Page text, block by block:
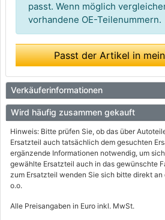
passt. Wenn möglich
vorhandene OE-Teilenummern.
Passt der Artikel in
Verkäuferinformationen
Wird häufig zusammen gekauft
Hinweis: Bitte prüfen Sie, ob das über
Ersatzteil auch tatsächlich dem gesuchten
ergänzende Informationen notwendig, um
gewählte Ersatzteil auch in das gewünschte
zum Ersatzteil wenden Sie sich bitte direkt
o.o.
Alle Preisangaben in Euro inkl. MwSt.